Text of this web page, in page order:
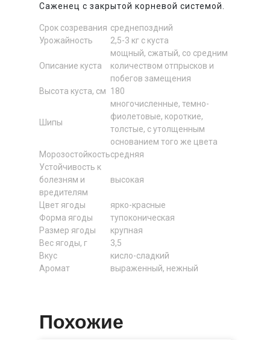
Саженец с закрытой корневой системой.
Срок созревания среднепоздний
Урожайность
2,5-3 кг с куста
Описание куста
мощный, сжатый, со средним
количеством отпрысков и
побегов замещения
Высота куста, см 180
Шипы
многочисленные, темно-
фиолетовые, короткие,
толстые, с утолщенным
основанием того же цвета
Морозостойкостьсредняя
Устойчивость к
болезням и
вредителям
высокая
Цвет ягоды
ярко-красные
Форма ягоды
тупоконическая
Размер ягоды
крупная
Вес ягоды, г
3,5
Вкус
кисло-сладкий
Аромат
выраженный, нежный
Похожие